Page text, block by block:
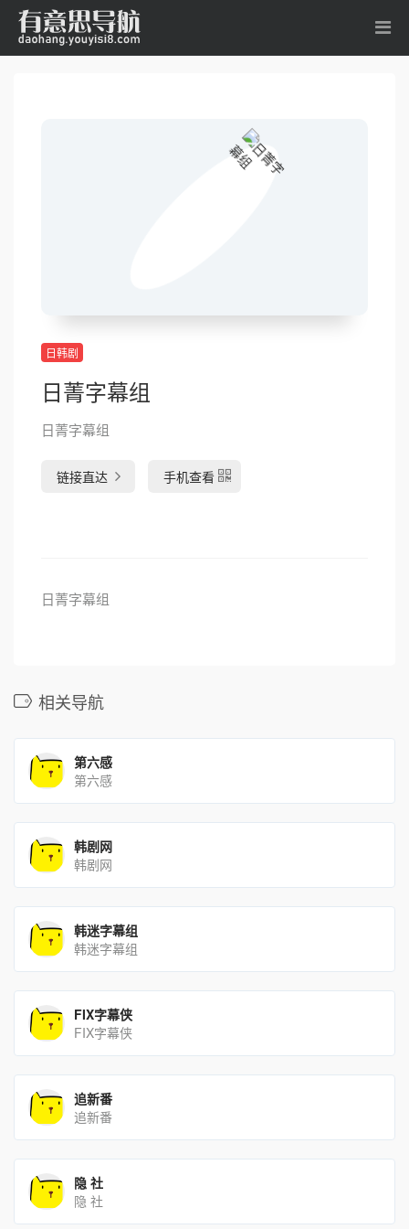
日韩剧
日菁字幕组
日菁字幕组
链接直达 手机查看
日菁字幕组
相关导航
第六感
第六感
韩剧网
韩剧网
韩迷字幕组
韩迷字幕组
FIX字幕侠
FIX字幕侠
追新番
追新番
隐 社
隐 社